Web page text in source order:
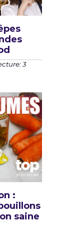
3
:
saine